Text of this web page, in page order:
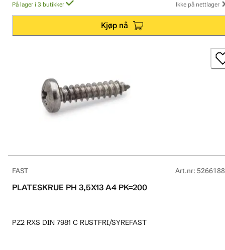
På lager i 3 butikker Ikke på nettlager
Kjøp nå
FAST Art.nr:
PLATESKRUE PH 3,5X13 A4 PK=200
PZ2 RXS DIN 7981 C RUSTFRI/SYREFAST